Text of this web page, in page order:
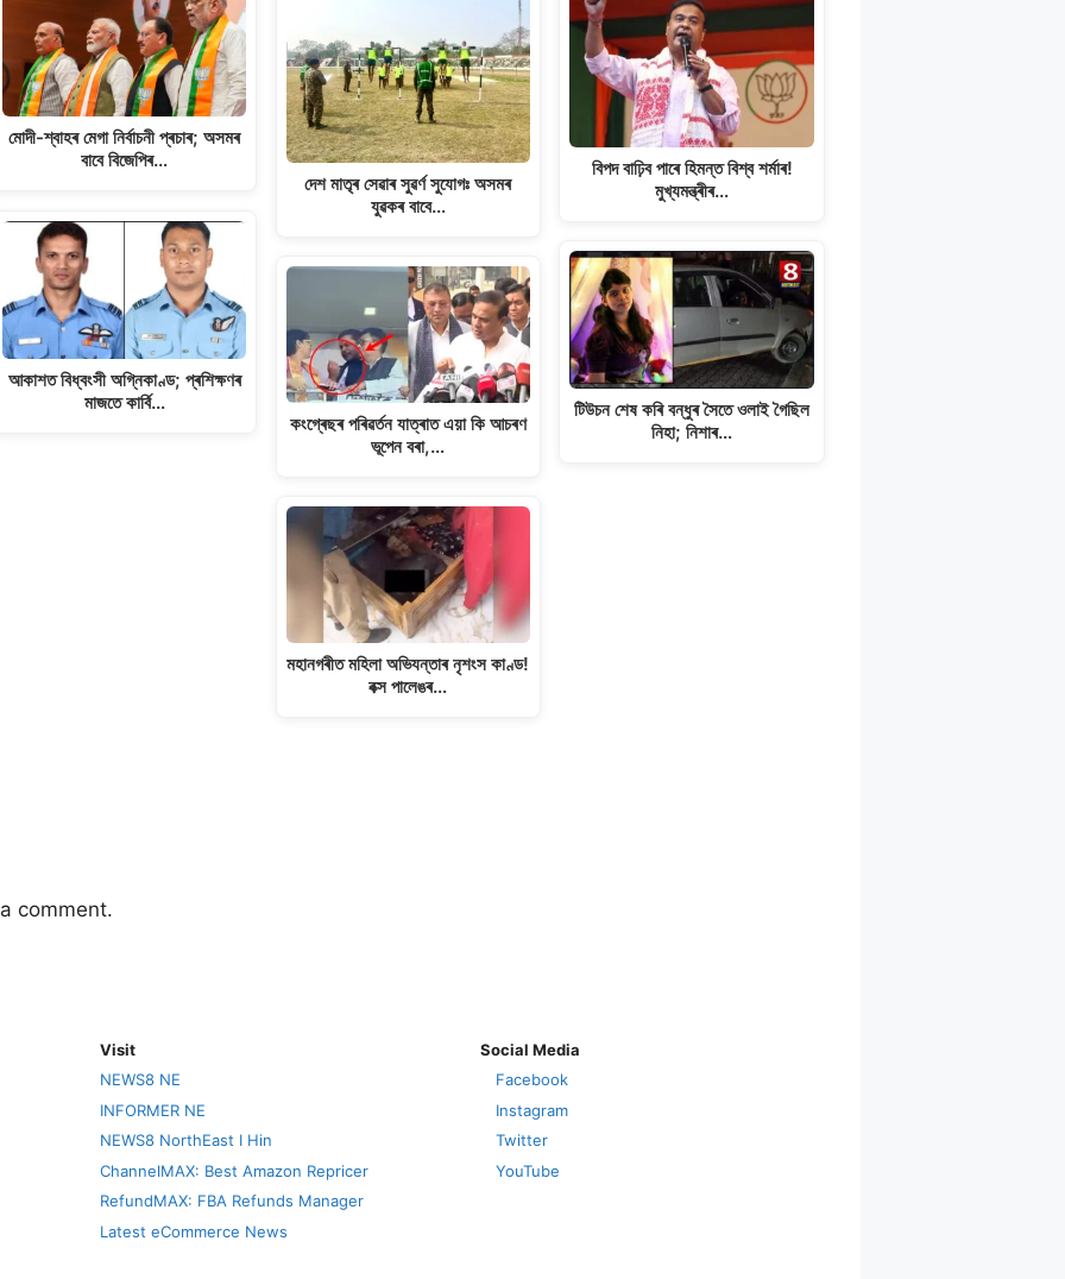
মোদী-শ্বাহৰ মেগা নিৰ্বাচনী প্ৰচাৰ; অসমৰ
বাবে বিজেপিৰ…
আকাশত বিধ্বংসী অগ্নিকাণ্ড; প্ৰশিক্ষণৰ
মাজতে কাৰ্বি…
দেশ মাতৃৰ সেৱাৰ সুৱৰ্ণ সুযোগঃ অসমৰ
যুৱকৰ বাবে…
কংগ্ৰেছৰ পৰিৱৰ্তন যাত্ৰাত এয়া কি আচৰণ
ভূপেন বৰা,…
মহানগৰীত মহিলা অভিযন্তাৰ নৃশংস কাণ্ড!
বক্স পালেঙৰ…
বিপদ বাঢ়িব পাৰে হিমন্ত বিশ্ব শৰ্মাৰ!
মুখ্যমন্ত্ৰীৰ…
টিউচন শেষ কৰি বন্ধুৰ সৈতে ওলাই গৈছিল
নিহা; নিশাৰ…
comment.
Visit
NEWS8 NE
INFORMER NE
NEWS8 NorthEast I Hin
ChannelMAX: Best Amazon Repricer
RefundMAX: FBA Refunds Manager
Latest eCommerce News
Social Media
Facebook
Instagram
Twitter
YouTube